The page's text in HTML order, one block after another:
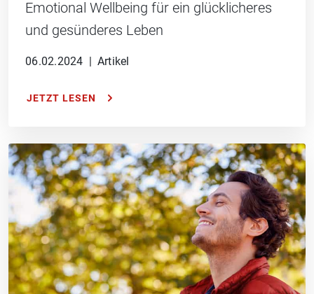
Emotional Wellbeing für ein glücklicheres
und gesünderes Leben
06.02.2024 | Artikel
JETZT LESEN